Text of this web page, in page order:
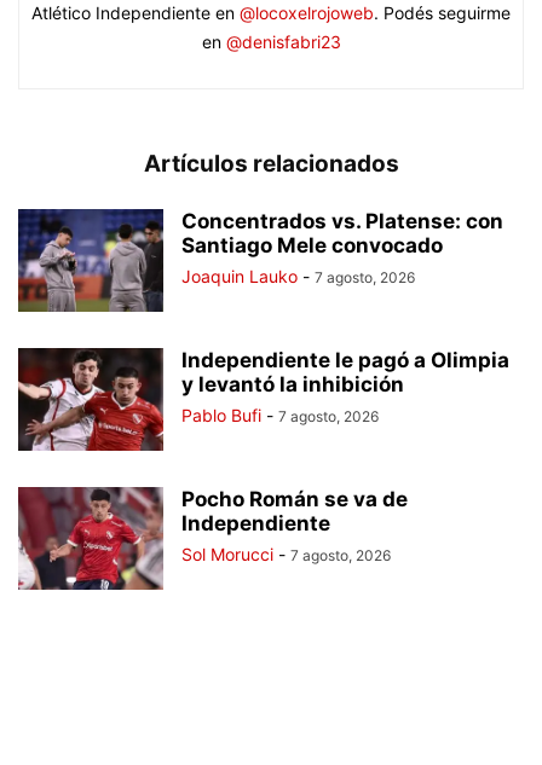
Atlético Independiente en @locoxelrojoweb. Podés seguirme
en @denisfabri23
Artículos relacionados
Concentrados vs. Platense: con
Santiago Mele convocado
Joaquin Lauko - 7 agosto, 2026
Independiente le pagó a Olimpia
y levantó la inhibición
Pablo Bufi - 7 agosto, 2026
Pocho Román se va de
Independiente
Sol Morucci - 7 agosto, 2026